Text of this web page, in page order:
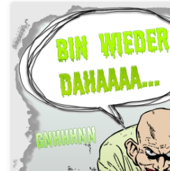
Horror?
Nein
danke!"